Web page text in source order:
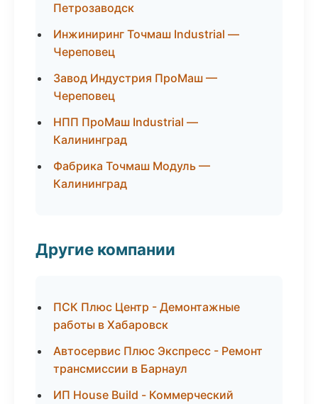
Петрозаводск
Инжиниринг Точмаш Industrial —
Череповец
Завод Индустрия ПроМаш —
Череповец
НПП ПроМаш Industrial —
Калининград
Фабрика Точмаш Модуль —
Калининград
Другие компании
ПСК Плюс Центр - Демонтажные
работы в Хабаровск
Автосервис Плюс Экспресс - Ремонт
трансмиссии в Барнаул
ИП House Build - Коммерческий